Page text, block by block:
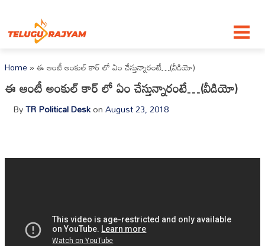
Home»ఈ ఆంటీ అంకుల్ కార్ లో ఏం చేస్తున్నారంటే…(వీడియో)
ఈ ఆంటీ అంకుల్ కార్ లో ఏం చేస్తున్నారంటే…(వీడియో)
ByTR Political DeskonAugust 23, 2018